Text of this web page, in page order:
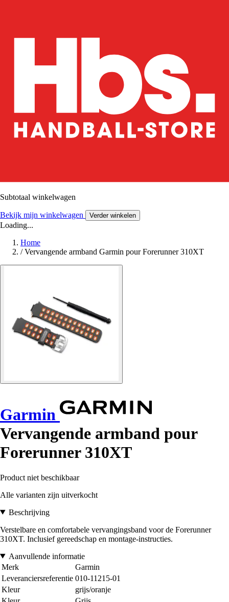
Subtotaal winkelwagen
Bekijk mijn winkelwagen Verder winkelen
Loading...
Home
/ Vervangende armband Garmin pour Forerunner 310XT
Garmin
Vervangende armband pour
Forerunner 310XT
Product niet beschikbaar
Alle varianten zijn uitverkocht
Beschrijving
Verstelbare en comfortabele vervangingsband voor de Forerunner
310XT. Inclusief gereedschap en montage-instructies.
Aanvullende informatie
Merk
Garmin
Leveranciersreferentie 010-11215-01
Kleur
grijs/oranje